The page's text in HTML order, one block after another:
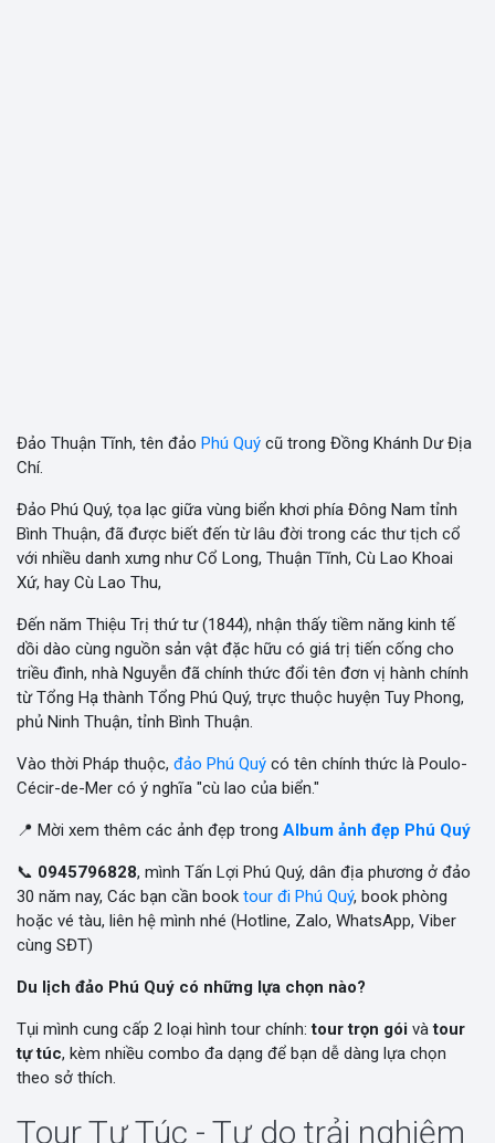
Đảo Thuận Tĩnh, tên đảo Phú Quý cũ trong Đồng Khánh Dư Địa
Chí.
Đảo Phú Quý, tọa lạc giữa vùng biển khơi phía Đông Nam tỉnh
Bình Thuận, đã được biết đến từ lâu đời trong các thư tịch cổ
với nhiều danh xưng như Cổ Long, Thuận Tĩnh, Cù Lao Khoai
Xứ, hay Cù Lao Thu,
Đến năm Thiệu Trị thứ tư (1844), nhận thấy tiềm năng kinh tế
dồi dào cùng nguồn sản vật đặc hữu có giá trị tiến cống cho
triều đình, nhà Nguyễn đã chính thức đổi tên đơn vị hành chính
từ Tổng Hạ thành Tổng Phú Quý, trực thuộc huyện Tuy Phong,
phủ Ninh Thuận, tỉnh Bình Thuận.
Vào thời Pháp thuộc, đảo Phú Quý có tên chính thức là Poulo-
Cécir-de-Mer có ý nghĩa "cù lao của biển."
📍 Mời xem thêm các ảnh đẹp trong Album ảnh đẹp Phú Quý
📞 0945796828, mình Tấn Lợi Phú Quý, dân địa phương ở đảo
30 năm nay, Các bạn cần book tour đi Phú Quý, book phòng
hoặc vé tàu, liên hệ mình nhé (Hotline, Zalo, WhatsApp, Viber
cùng SĐT)
Du lịch đảo Phú Quý có những lựa chọn nào?
Tụi mình cung cấp 2 loại hình tour chính:tour trọn gói vàtour
tự túc, kèm nhiều combo đa dạng để bạn dễ dàng lựa chọn
theo sở thích.
Tour Tự Túc - Tự do trải nghiệm